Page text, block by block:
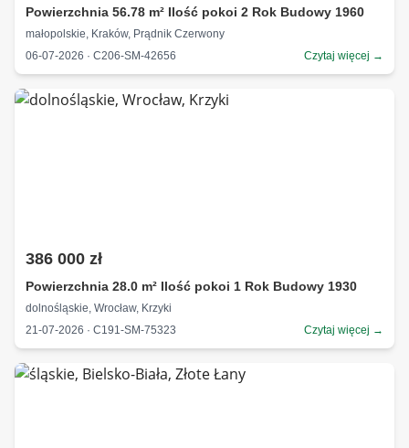
Powierzchnia 56.78 m² Ilość pokoi 2 Rok Budowy 1960
małopolskie, Kraków, Prądnik Czerwony
06-07-2026 · C206-SM-42656
Czytaj więcej →
386 000 zł
Powierzchnia 28.0 m² Ilość pokoi 1 Rok Budowy 1930
dolnośląskie, Wrocław, Krzyki
21-07-2026 · C191-SM-75323
Czytaj więcej →